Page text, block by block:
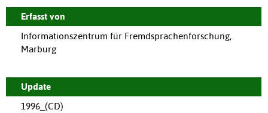
Erfasst von
Informationszentrum für Fremdsprachenforschung,
Marburg
Update
1996_(CD)